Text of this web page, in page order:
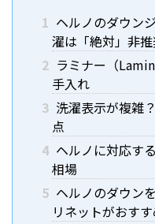
1 ヘルノのダウン
濯は「絶対」非
2 ラミナー（
手入れ
3 洗濯表示が複雑
点
4 ヘルノに対応す
相場
5 ヘルノのダウン
リネットがおすす